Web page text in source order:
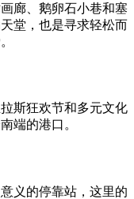
廊、鹅卵石小巷和塞
堂，也是寻求轻松而
斯狂欢节和多元文化
端的港口。
义的停靠站，这里的